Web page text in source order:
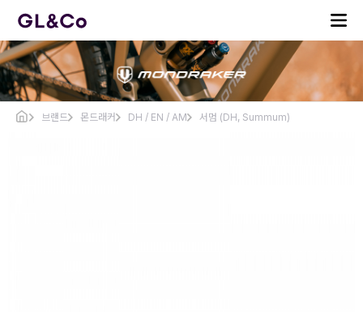
브랜드 몬드래커 DH / EN / AM 서멈 (DH, Summum)